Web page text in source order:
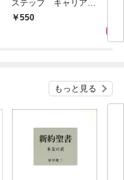
ステップ キャリアの
成功とは何か
550
もっと見る